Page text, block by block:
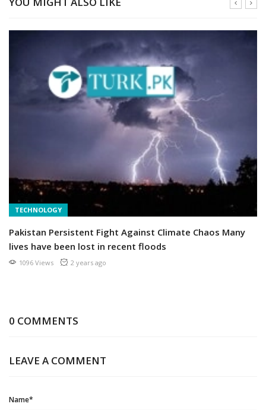
CURRENT AFFAIRS
Women Lawyers Challenge Aurat March in SHC
1071 Views 2 years ago
0 COMMENTS
LEAVE A COMMENT
Name*